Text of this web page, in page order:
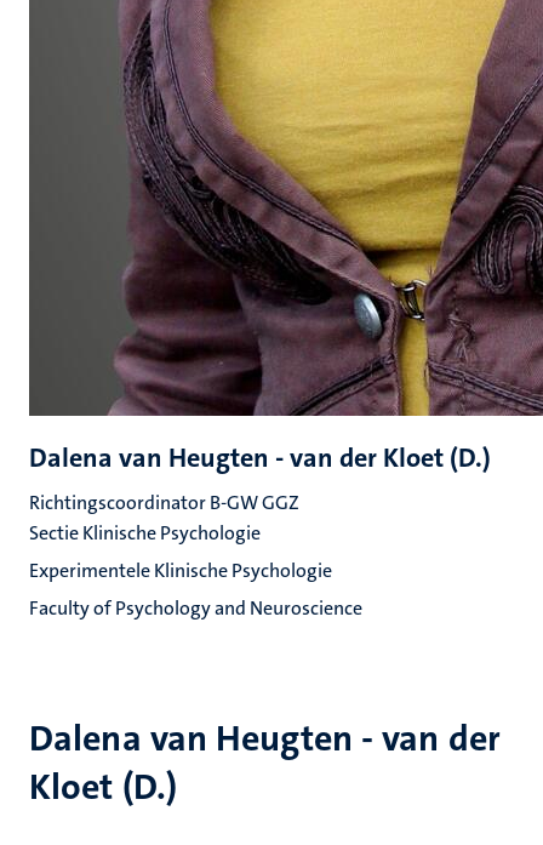
Dalena van Heugten - van der
Kloet (D.)
Dalena van Heugten - van der Kloet (D.)
Richtingscoordinator B-GW GGZ
Sectie Klinische Psychologie
Experimentele Klinische Psychologie
Faculty of Psychology and Neuroscience